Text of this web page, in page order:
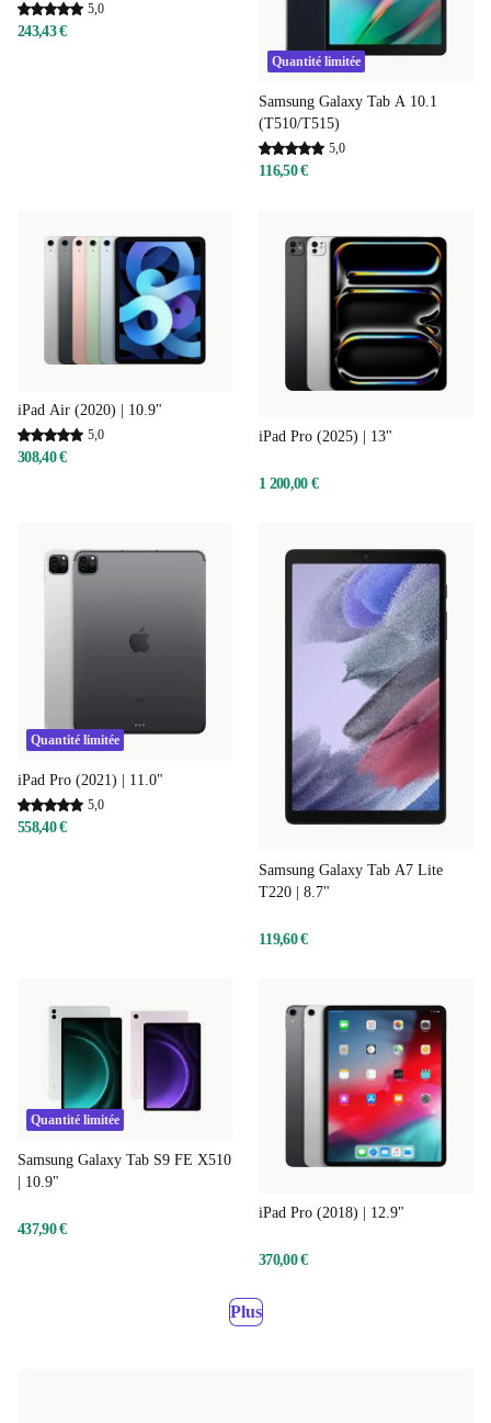
5,0
243,43 €
Quantité limitée
Samsung Galaxy Tab A 10.1
(T510/T515)
5,0
116,50 €
iPad Air (2020) | 10.9"
5,0
308,40 €
iPad Pro (2025) | 13"
1 200,00 €
Quantité limitée
iPad Pro (2021) | 11.0"
5,0
558,40 €
Samsung Galaxy Tab A7 Lite
T220 | 8.7"
119,60 €
Quantité limitée
Samsung Galaxy Tab S9 FE X510
| 10.9"
437,90 €
iPad Pro (2018) | 12.9"
370,00 €
Plus